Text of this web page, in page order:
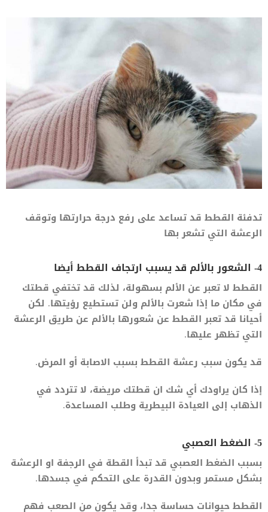
تدفئة القطط قد تساعد على رفع درجة حرارتها وتوقف
الرعشة التي تشعر بها
4- الشعور بالألم قد يسبب ارتجاف القطط أيضا
القطط لا تعبر عن الألم بسهولة، لذلك قد تختفي قطتك
في مكان ما إذا شعرت بالألم ولن تستطيع رؤيتها. لكن
أحيانا قد تعبر القطط عن شعورها بالألم عن طريق الرعشة
التي تظهر عليها.
قد يكون سبب رعشة القطط بسبب الاصابة أو المرض.
إذا كان يراودك أي شك ان قطتك مريضة، لا تتردد في
الذهاب إلى العيادة البيطرية وطلب المساعدة.
5- الضغط العصبي
بسبب الضغط العصبي قد تبدأ القطة في الرجفة او الرعشة
بشكل مستمر وبدون القدرة على التحكم في جسدها.
القطط حيوانات حساسة جدا، وقد يكون من الصعب فهم